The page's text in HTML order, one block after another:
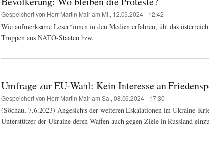
Gespeichert von Herr Martin Mairam Mi., 12.06.2024 - 12:42
Wie aufmerksame Leser*innen in den Medien erfahren, übt das
Truppen aus NATO-Staaten bzw.
Umfrage zur EU-Wahl: Kein Interesse an
Gespeichert von Herr Martin Mairam Sa., 08.06.2024 - 17:30
(Söchau, 7.6.2023) Angesichts der weiteren Eskalationen im Ukraine-
Unterstützer der Ukraine deren Waffen auch gegen Ziele in Russland